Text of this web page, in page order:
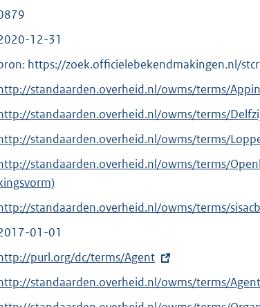
12-31
https://zoek.officielebekendmakingen.nl/
standaarden.overheid.nl/owms/terms/
standaarden.overheid.nl/owms/terms/
standaarden.overheid.nl/owms/terms/
standaarden.overheid.nl/owms/terms/
standaarden.overheid.nl/owms/terms/
01-01
purl.org/dc/terms/Agent
standaarden.overheid.nl/owms/terms/Agent